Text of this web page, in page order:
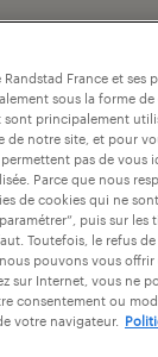
(f/h)
yvelines
- 40 000 € par
France et ses
sous la forme
sont principalement
de notre site, et pour
pas de
Parce que nous
de cookies qui ne
puis sur les
Toutefois, le refus
pouvons vous
sur Internet, vous ne
consentement ou
votre navigateur.